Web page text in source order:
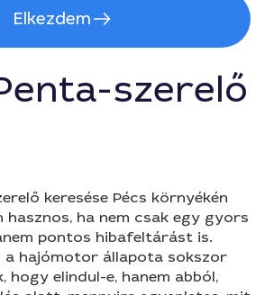
Elkezdem
szerelő
keresése Pécs környékén
hasznos, ha nem csak egy gyors
pontos hibafeltárást is.
a hajómotor állapota sokszor
hogy elindul-e, hanem abból,